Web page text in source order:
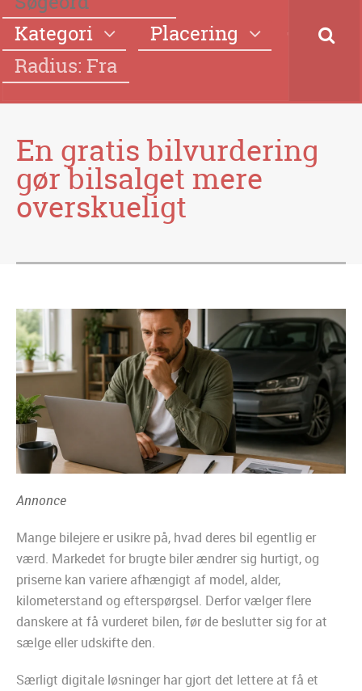
Kategori
Placering
Radius: Fra
En gratis bilvurdering
gør bilsalget mere
overskueligt
Annonce
Mange bilejere er usikre på, hvad deres bil egentlig er
værd. Markedet for brugte biler ændrer sig hurtigt, og
priserne kan variere afhængigt af model, alder,
kilometerstand og efterspørgsel. Derfor vælger flere
danskere at få vurderet bilen, før de beslutter sig for at
sælge eller udskifte den.
Særligt digitale løsninger har gjort det lettere at få et